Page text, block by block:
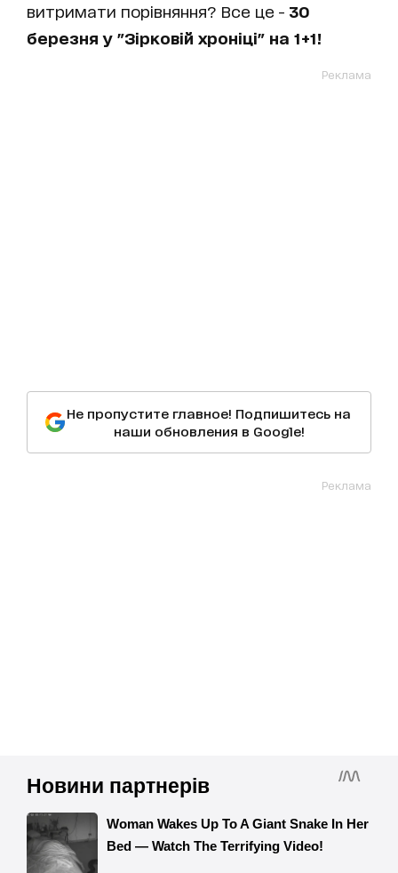
витримати порівняння? Все це - 30
березня у "Зірковій хроніці" на 1+1!
Реклама
Не пропустите главное! Подпишитесь на
наши обновления в Google!
Реклама